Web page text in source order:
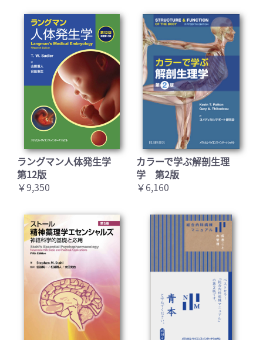
ラングマン人体発生学
第12版
￥9,350
カラーで学ぶ解剖生理
学 第2版
￥6,160